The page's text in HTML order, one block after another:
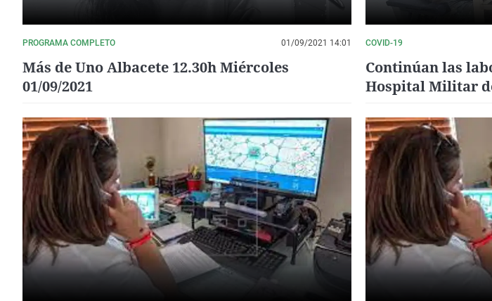
PROGRAMA COMPLETO 01/09/2021 14:01
Más de Uno Albacete 12.30h Miércoles
01/09/2021
COVID-19
Continúan las
Hospital Militar